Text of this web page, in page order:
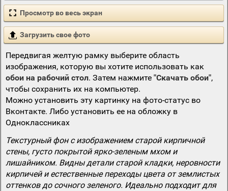
Просмотр во весь экран
Загрузить свое фото
Передвигая желтую рамку выберите область
изображения, которую вы хотите использовать как
обои на рабочий стол. Затем нажмите "Скачать обои",
чтобы сохранить их на компьютер.
Можно установить эту картинку на фото-статус во
Вконтакте. Либо установить ее на обложку в
Одноклассниках
Текстурный фон с изображением старой кирпичной
стены, густо покрытой ярко-зеленым мхом и
лишайником. Видны детали старой кладки, неровности
кирпичей и естественные переходы цвета от землистых
оттенков до сочного зеленого. Идеально подходит для